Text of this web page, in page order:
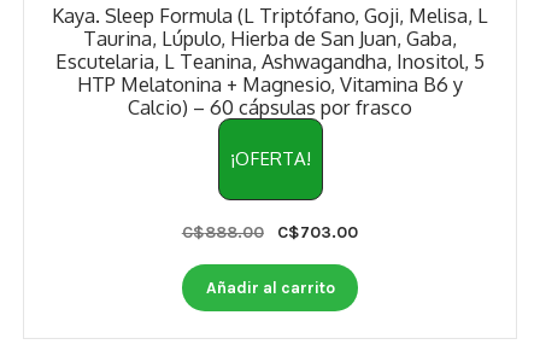
Kaya. Sleep Formula (L Triptófano, Goji, Melisa, L
Taurina, Lúpulo, Hierba de San Juan, Gaba,
Escutelaria, L Teanina, Ashwagandha, Inositol, 5
HTP Melatonina + Magnesio, Vitamina B6 y
Calcio) – 60 cápsulas por frasco
¡OFERTA!
C$888.00
Original
was:
C$888.00.
C$703.00Current
is:
Añadir al carrito